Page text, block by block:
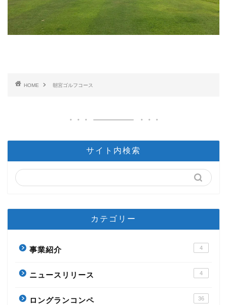
HOME 朝宮ゴルフコース
サイト内検索
カテゴリー
事業紹介 4
ニュースリリース 4
ロングランコンペ 36